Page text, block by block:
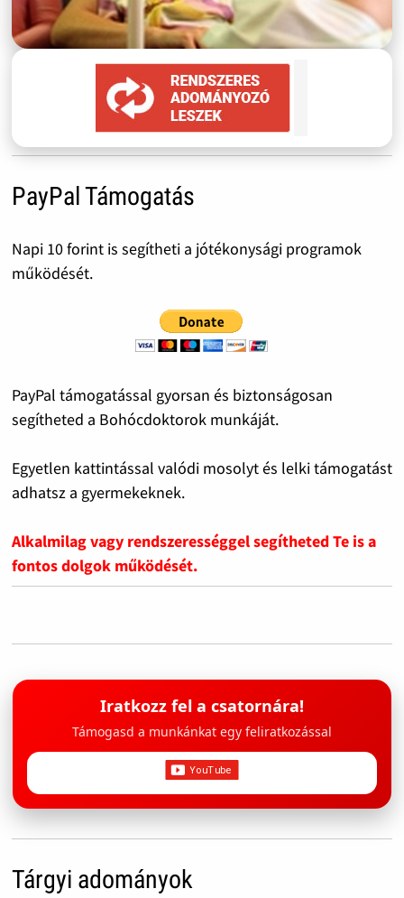
PayPal Támogatás
Napi 10 forint is segítheti a jótékonysági programok
működését.
PayPal támogatással gyorsan és biztonságosan
segítheted a Bohócdoktorok munkáját.
Egyetlen kattintással valódi mosolyt és lelki támogatást
adhatsz a gyermekeknek.
Alkalmilag vagy rendszerességgel segítheted Te is a
fontos dolgok működését.
Iratkozz fel a csatornára!
Támogasd a munkánkat egy feliratkozással
Tárgyi adományok